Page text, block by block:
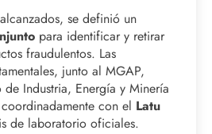
se definió un
para identificar y retirar
fraudulentos. Las
junto al MGAP,
Industria, Energía y Minería
con el Latu
de laboratorio oficiales.